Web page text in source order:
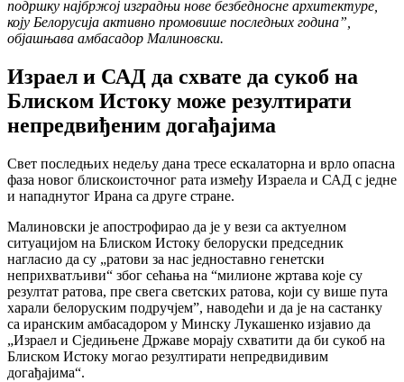
подршку најбржој изградњи нове безбедносне архитектуре,
коју Белорусија активно промовише последњих година”,
објашњава амбасадор Малиновски.
Израел и САД да схвате да сукоб на
Блиском Истоку може резултирати
непредвиђеним догађајима
Свет последњих недељу дана тресе ескалаторна и врло опасна
фаза новог блискоисточног рата између Израела и САД с једне
и нападнутог Ирана са друге стране.
Малиновски је апострофирао да је у вези са актуелном
ситуацијом на Блиском Истоку белоруски председник
нагласио да су „ратови за нас једноставно генетски
неприхватљиви“ због сећања на “милионе жртава које су
резултат ратова, пре свега светских ратова, који су више пута
харали белоруским подручјем”, наводећи и да је на састанку
са иранским амбасадором у Минску Лукашенко изјавио да
„Израел и Сједињене Државе морају схватити да би сукоб на
Блиском Истоку могао резултирати непредвидивим
догађајима“.